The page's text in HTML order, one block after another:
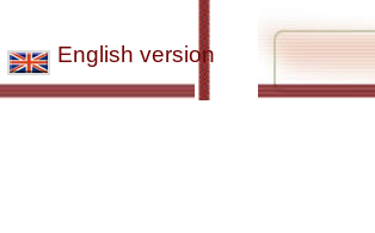
English version